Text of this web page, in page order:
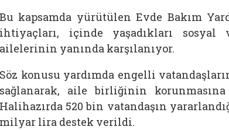
Bu kapsamda yürütülen Evde Bakım
ihtiyaçları, içinde yaşadıkları sosyal
ailelerinin yanında karşılanıyor.
Söz konusu yardımda engelli
sağlanarak, aile birliğinin
Halihazırda 520 bin vatandaşın
milyar lira destek verildi.